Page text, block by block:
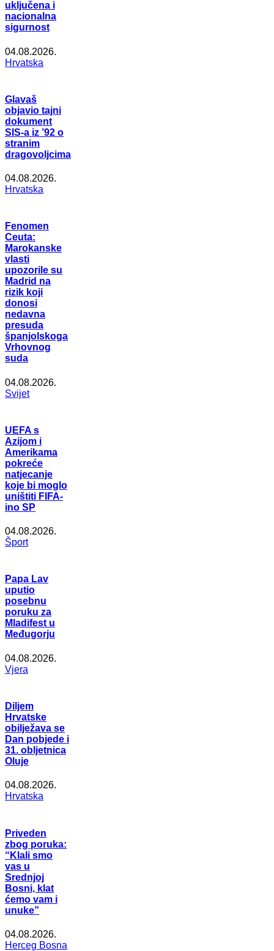
uključena i
nacionalna
sigurnost
04.08.2026.
Hrvatska
Glavaš
objavio tajni
dokument
SIS-a iz ’92 o
stranim
dragovoljcima
04.08.2026.
Hrvatska
Fenomen
Ceuta:
Marokanske
vlasti
upozorile su
Madrid na
rizik koji
donosi
nedavna
presuda
španjolskoga
Vrhovnog
suda
04.08.2026.
Svijet
UEFA s
Azijom i
Amerikama
pokreće
natjecanje
koje bi moglo
uništiti FIFA-
ino SP
04.08.2026.
Šport
Papa Lav
uputio
posebnu
poruku za
Mladifest u
Međugorju
04.08.2026.
Vjera
Diljem
Hrvatske
obilježava se
Dan pobjede i
31. obljetnica
Oluje
04.08.2026.
Hrvatska
Priveden
zbog poruka:
“Klali smo
vas u
Srednjoj
Bosni, klat
ćemo vam i
unuke”
04.08.2026.
Herceg Bosna